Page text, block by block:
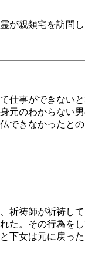
が親類宅を訪問し
仕事ができない
元のわからない
できなかったと
祈祷師が祈祷し
た。その行為を
下女は元に戻った